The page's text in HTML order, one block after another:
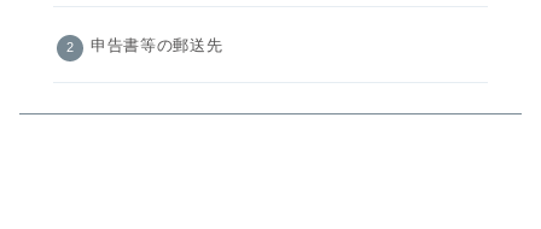
申告書等の郵送先